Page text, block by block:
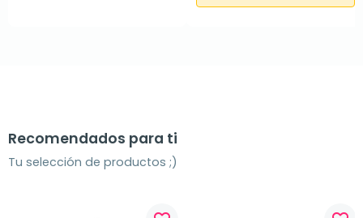
Recomendados para ti
Tu selección de productos ;)